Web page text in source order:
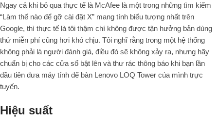
Ngay cả khi bỏ qua thực tế là McAfee là một trong những tìm kiếm
“Làm thế nào để gỡ cài đặt X” mang tính biểu tượng nhất trên
Google, thì thực tế là tôi thậm chí không được tận hưởng bản dùng
thử miễn phí cũng hơi khó chịu. Tôi nghĩ rằng trong một hệ thống
không phải là người đánh giá, điều đó sẽ không xảy ra, nhưng hãy
chuẩn bị cho các cửa sổ bật lên và thư rác thông báo khi bạn lần
đầu tiên đưa máy tính để bàn Lenovo LOQ Tower của mình trực
tuyến.
Hiệu suất